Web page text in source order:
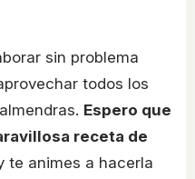
sin problema
todos los
Espero que
receta de
te animes a hacerla